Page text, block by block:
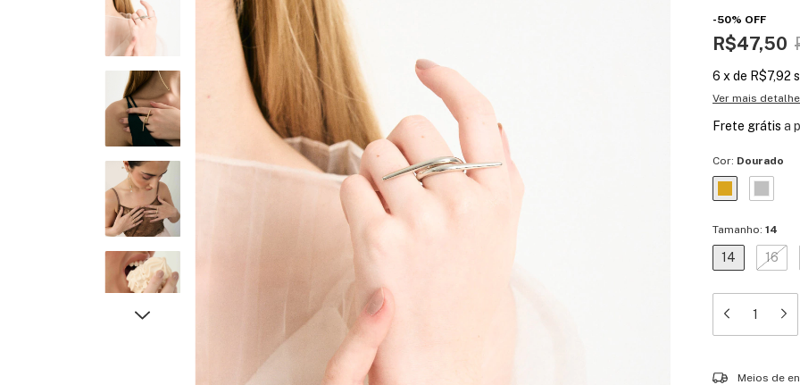
-50% OFF
R$47,50
6 x de R$7,92
Ver mais
Frete grátis a
Cor: Dourado
Tamanho: 14
14 16
Entregas para o
Meios de